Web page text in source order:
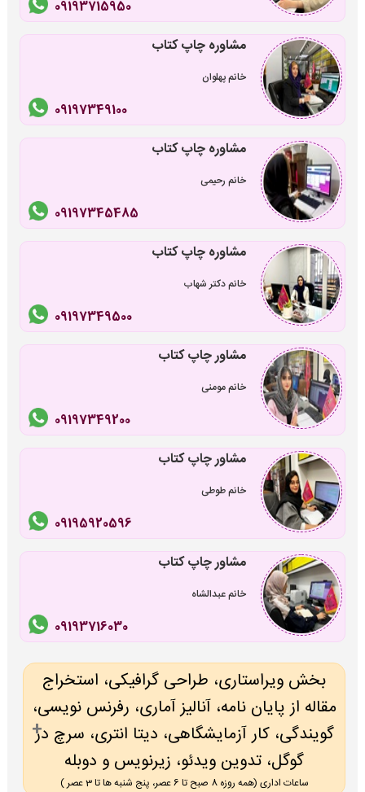
09193715950
مشاوره چاپ کتاب
خانم پهلوان
09197349100
مشاوره چاپ کتاب
خانم رحیمی
09197345485
مشاوره چاپ کتاب
خانم دکتر شهاب
09197349500
مشاور چاپ کتاب
خانم مومنی
09197349200
مشاور چاپ کتاب
خانم طوطی
09195920596
مشاور چاپ کتاب
خانم عبدالشاه
09193716030
بخش ویراستاری، طراحی گرافیکی، استخراج
مقاله از پایان نامه، آنالیز آماری، رفرنس نویسی،
گویندگی، کار آزمایشگاهی، دیتا انتری، سرچ در
گوگل، تدوین ویدئو، زیرنویس و دوبله
ساعات اداری (همه روزه 8 صبح تا 6 عصر، پنج شنبه ها تا 3 عصر )